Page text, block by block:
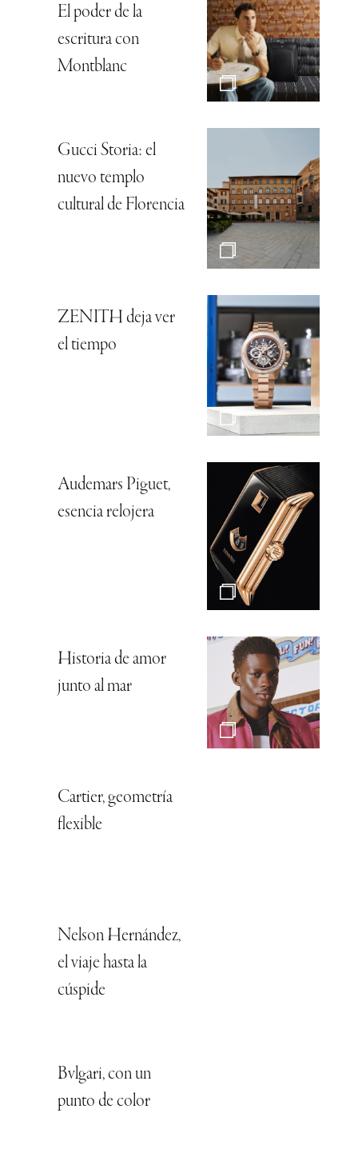
El poder de la
escritura con
Montblanc
Gucci Storia: el
nuevo templo
cultural de Florencia
ZENITH deja ver
el tiempo
Audemars Piguet,
esencia relojera
Historia de amor
junto al mar
Cartier, geometría
flexible
Nelson Hernández,
el viaje hasta la
cúspide
Bvlgari, con un
punto de color